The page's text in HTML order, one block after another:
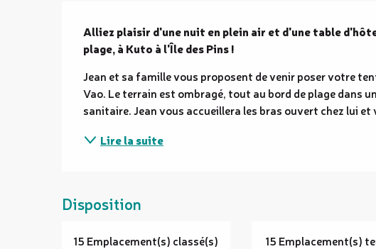
Description
Alliez plaisir d'une nuit en plein air et d'une table
plage, à Kuto à l'Île des Pins !
Jean et sa famille vous proposent de venir poser votre
Vao. Le terrain est ombragé, tout au bord de plage dans
sanitaire. Jean vous accueillera les bras ouvert chez lui
Lire la suite
Disposition
15 Emplacement(s) classé(s) 15 Emplacement(s)